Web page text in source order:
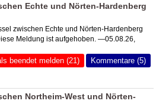
Echte und Nörten-Hardenberg
zwischen Echte und Nörten-Hardenberg
Meldung ist aufgehoben. —05.08.26,
beendet melden (21) Kommentare (5)
Northeim-West und Nörten-